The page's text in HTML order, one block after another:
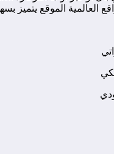
دعم: 24/7 فريق الدعم في خدمتك لمساعدتك طوال ايام